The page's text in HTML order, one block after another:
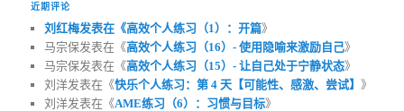
近期评论
刘红梅发表在《高效个人练习（1）：开篇》
马宗保发表在《高效个人练习（16）- 使用隐喻来激励自己》
马宗保发表在《高效个人练习（15）- 让自己处于宁静状态》
刘洋发表在《快乐个人练习：第 4 天【可能性、感激、尝试】》
刘洋发表在《AME练习（6）：习惯与目标》